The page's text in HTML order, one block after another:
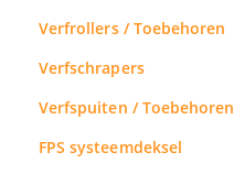
Verfrollers / Toebehoren
Verfschrapers
Verfspuiten / Toebehoren
FPS systeemdeksel